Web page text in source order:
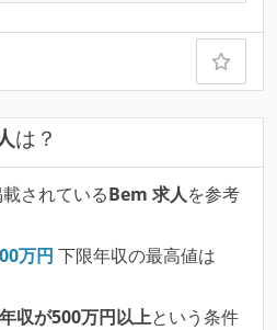
は？
されているBem 求人を参考
万円 下限年収の最高値は
収が500万円以上という条件